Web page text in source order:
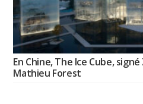
En Chine, The Ice Cube,
Mathieu Forest